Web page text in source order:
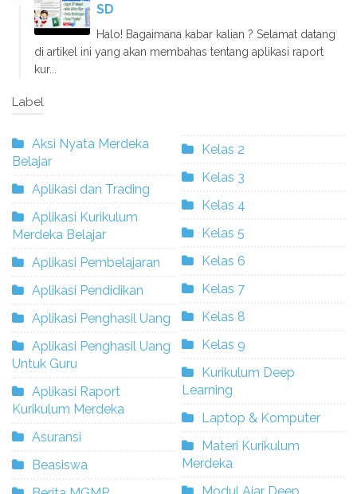
SD
Halo! Bagaimana kabar kalian ? Selamat datang
di artikel ini yang akan membahas tentang aplikasi raport
kur...
Label
Aksi Nyata Merdeka
Belajar
Aplikasi dan Trading
Aplikasi Kurikulum
Merdeka Belajar
Aplikasi Pembelajaran
Aplikasi Pendidikan
Aplikasi Penghasil Uang
Aplikasi Penghasil Uang
Untuk Guru
Aplikasi Raport
Kurikulum Merdeka
Asuransi
Beasiswa
Kelas 2
Kelas 3
Kelas 4
Kelas 5
Kelas 6
Kelas 7
Kelas 8
Kelas 9
Kurikulum Deep
Learning
Laptop & Komputer
Materi Kurikulum
Merdeka